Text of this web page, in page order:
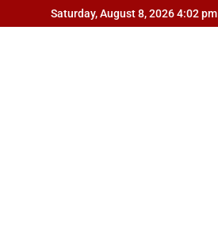
to
Saturday, August 8, 2026 4:02 pm